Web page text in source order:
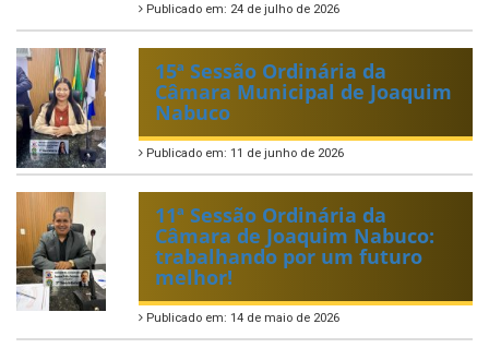
Publicado em: 24 de julho de 2026
15ª Sessão Ordinária da
Câmara Municipal de Joaquim
Nabuco
Publicado em: 11 de junho de 2026
11ª Sessão Ordinária da
Câmara de Joaquim Nabuco:
trabalhando por um futuro
melhor!
Publicado em: 14 de maio de 2026